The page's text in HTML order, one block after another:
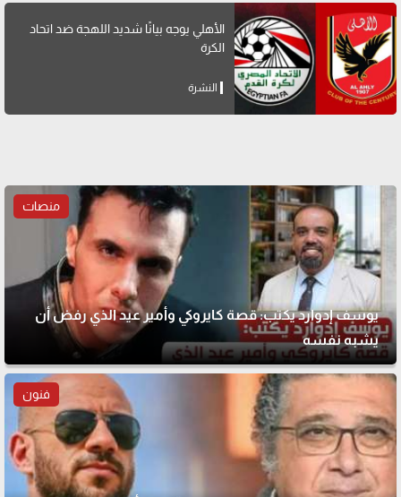
الأهلي يوجه بيانًا شديد اللهجة ضد اتحاد
الكرة
النشرة
منصات
يوسف إدوارد يكتب: قصة كايروكي وأمير عيد الذي رفض أن
يشبه نفسه
فنون